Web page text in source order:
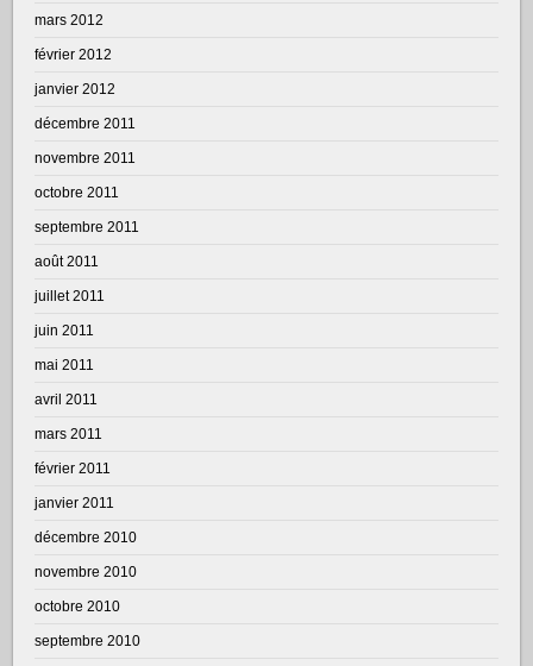
mars 2012
février 2012
janvier 2012
décembre 2011
novembre 2011
octobre 2011
septembre 2011
août 2011
juillet 2011
juin 2011
mai 2011
avril 2011
mars 2011
février 2011
janvier 2011
décembre 2010
novembre 2010
octobre 2010
septembre 2010